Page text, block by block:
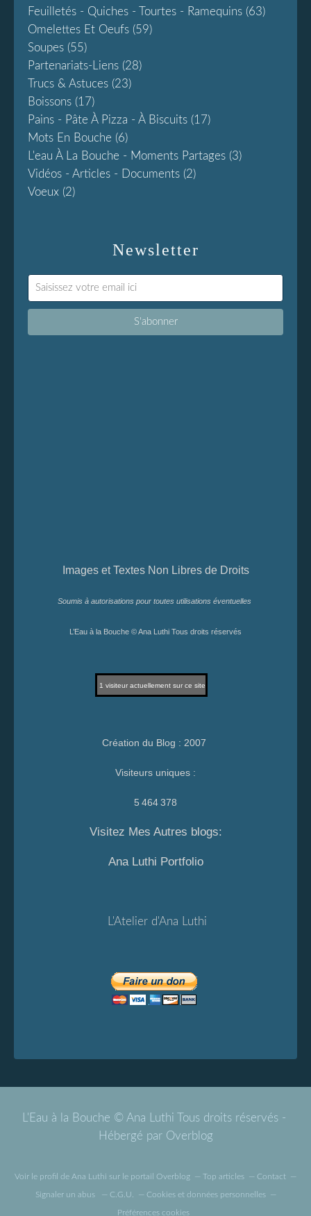
Newsletter
Feuilletés - Quiches - Tourtes - Ramequins (63)
Omelettes Et Oeufs (59)
Soupes (55)
Partenariats-Liens (28)
Trucs & Astuces (23)
Boissons (17)
Pains - Pâte À Pizza - À Biscuits (17)
Mots En Bouche (6)
L'eau À La Bouche - Moments Partages (3)
Vidéos - Articles - Documents (2)
Voeux (2)
Images et Textes Non Libres de Droits
Soumis à autorisations pour toutes utilisations éventuelles
L’Eau à la Bouche © Ana Luthi Tous droits réservés
1 visiteur actuellement sur ce site
Création du Blog : 2007
Visiteurs uniques :
5 464 378
Visitez Mes Autres blogs:
Ana Luthi Portfolio
L'Atelier d'Ana Luthi
L'Eau à la Bouche © Ana Luthi Tous droits réservés -
Hébergé par Overblog
Voir le profil de Ana Luthi sur le portail Overblog Top articles Contact
Signaler un abus C.G.U. Cookies et données personnelles
Préférences cookies